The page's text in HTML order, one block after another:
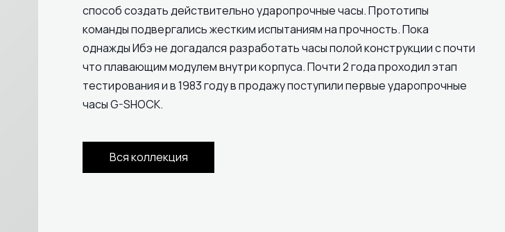
способ создать действительно ударопрочные часы. Прототипы
команды подвергались жестким испытаниям на прочность. Пока
однажды Ибэ не догадался разработать часы полой конструкции с почти
что плавающим модулем внутри корпуса. Почти 2 года проходил этап
тестирования и в 1983 году в продажу поступили первые ударопрочные
часы G-SHOCK.
Вся коллекция